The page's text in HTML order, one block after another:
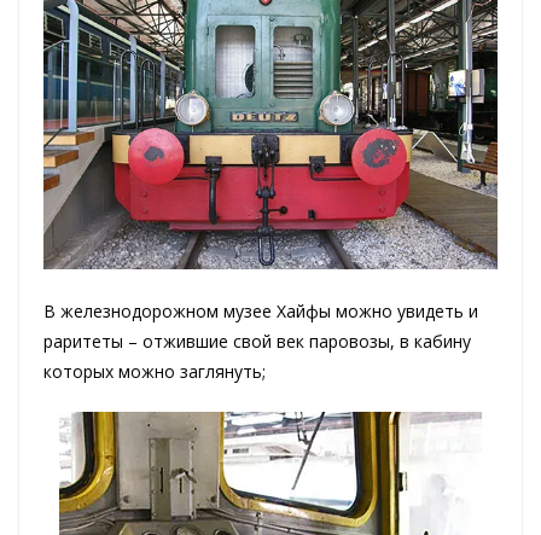
В железнодорожном музее Хайфы можно увидеть и
раритеты – отжившие свой век паровозы, в кабину
которых можно заглянуть;